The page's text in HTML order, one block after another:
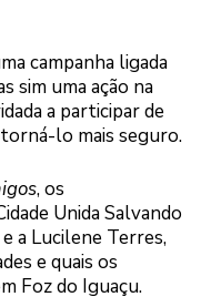
campanha ligada
sim uma ação na
a participar de
lo mais seguro.
, os
Unida Salvando
a Lucilene Terres,
e quais os
Foz do Iguaçu.